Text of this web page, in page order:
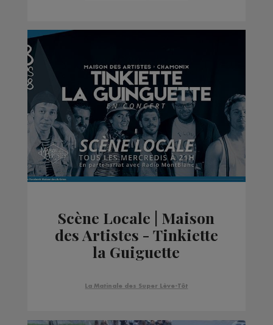
Scène Locale | Maison
des Artistes - Tinkiette
la Guiguette
La Matinale des Super Lève-Tôt